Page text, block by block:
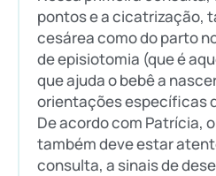
pontos e a cicatrização,
cesárea como do parto
de episiotomia (que é
que ajuda o bebê a
orientações específicas
De acordo com Patrícia,
também deve estar
consulta, a sinais de